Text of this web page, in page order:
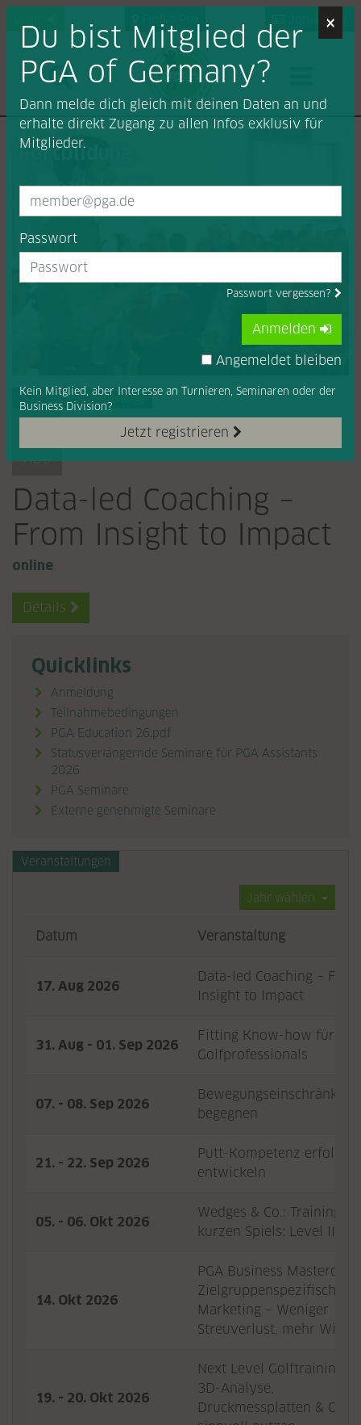
Job-Portal
Fortbildung
Seminarkalender
Nächste Veranstaltung
AUG
Data-led Coaching –
From Insight to Impact
online
Details 
Quicklinks
Anmeldung
Teilnahmebedingungen
PGA Education 26.pdf
Statusverlängernde Seminare für PGA Assistants
2026
 PGA Seminare
 Externe genehmigte Seminare
Veranstaltungen
Jahr wählen
Datum Veranstaltung
17. Aug 2026
Data-led Coaching – From
Insight to Impact
31. Aug - 01. Sep 2026
Fitting Know-how für
Golfprofessionals
07. - 08. Sep 2026
begegnen
21. - 22. Sep 2026
Putt-Kompetenz
entwickeln
05. - 06. Okt 2026
Wedges & Co.: Training
kurzen Spiels: Level II
14. Okt 2026
PGA Business
Zielgruppenspezifisches
Marketing – Weniger
Streuverlust, mehr
19. - 20. Okt 2026
Next Level Golftraining -
3D-Analyse,
Druckmessplatten & Co.
×
Du bist Mitglied der
PGA of Germany?
Dann melde dich gleich mit deinen Daten an und
erhalte direkt Zugang zu allen Infos exklusiv für
Mitglieder.
Passwort
Passwort vergessen?
Jetzt registrieren
Kein Mitglied, aber Interesse an Turnieren, Seminaren oder der
Business Division?
Anmelden
Angemeldet bleiben